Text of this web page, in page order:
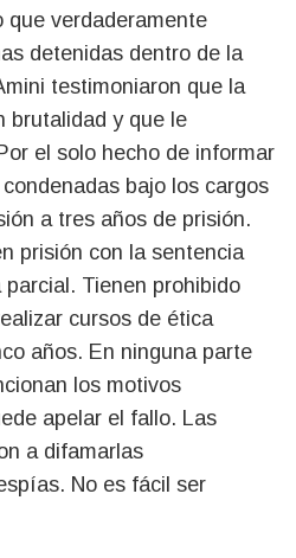
que verdaderamente
detenidas dentro de la
testimoniaron que la
brutalidad y que le
el solo hecho de informar
bajo los cargos
a tres años de prisión.
prisión con la sentencia
Tienen prohibido
cursos de ética
años. En ninguna parte
los motivos
apelar el fallo. Las
a difamarlas
No es fácil ser